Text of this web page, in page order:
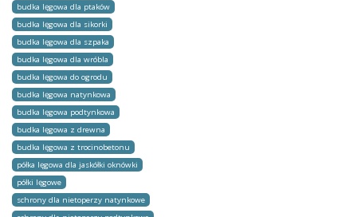
budka lęgowa dla ptaków
budka lęgowa dla sikorki
budka lęgowa dla szpaka
budka lęgowa dla wróbla
budka lęgowa do ogrodu
budka lęgowa natynkowa
budka lęgowa podtynkowa
budka lęgowa z drewna
budka lęgowa z trocinobetonu
półka lęgowa dla jaskółki oknówki
półki lęgowe
schrony dla nietoperzy natynkowe